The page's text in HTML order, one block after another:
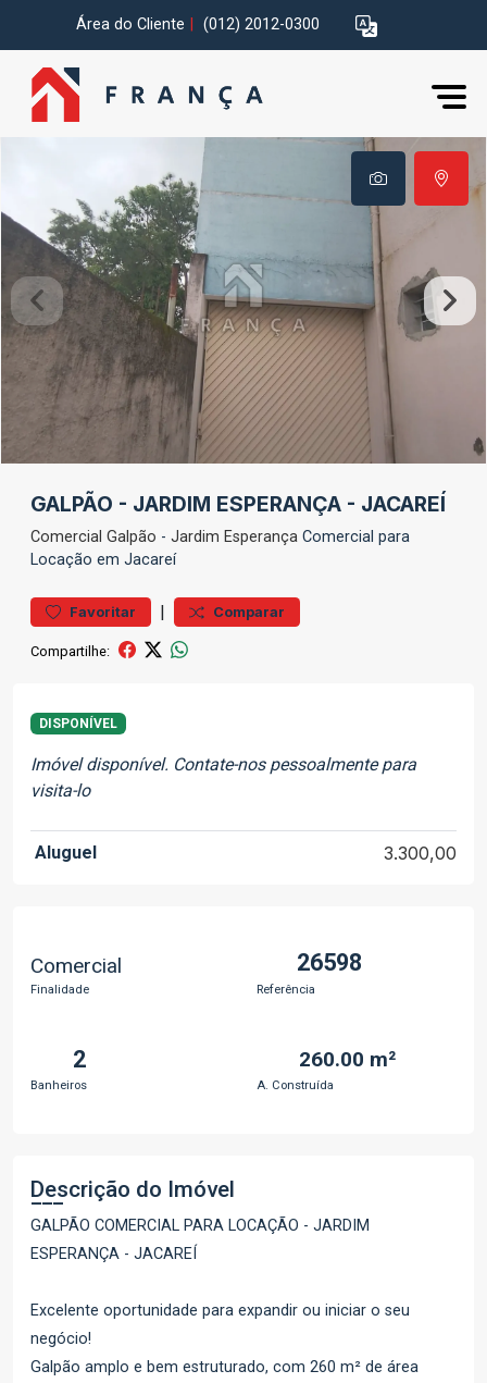
Área do Cliente (012) 2012-0300
GALPÃO - JARDIM ESPERANÇA - JACAREÍ
Comercial Galpão - Jardim Esperança Comercial para
Locação em Jacareí
Favoritar | Comparar
Compartilhe:
DISPONÍVEL
Imóvel disponível. Contate-nos pessoalmente para
visita-lo
Aluguel 3.300,00
Comercial
Finalidade
26598
Referência
2
Banheiros
260.00 m²
A. Construída
Descrição do Imóvel
GALPÃO COMERCIAL PARA LOCAÇÃO - JARDIM
ESPERANÇA - JACAREÍ
Excelente oportunidade para expandir ou iniciar o seu
negócio!
Galpão amplo e bem estruturado, com 260 m² de área